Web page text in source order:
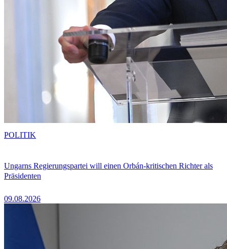
Ungarns Regierungspartei will einen Orbán-kritischen Richter als
Präsidenten
09.08.2026
POLITIK